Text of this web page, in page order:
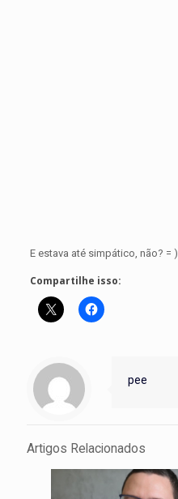
E estava até simpático, não? = )
Compartilhe isso:
pee
Artigos Relacionados